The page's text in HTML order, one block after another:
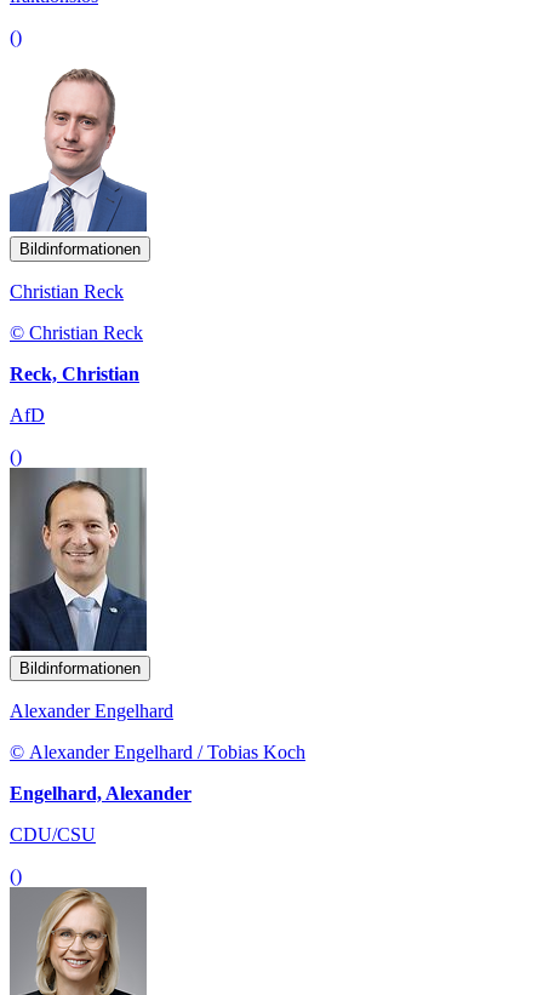
()
Bildinformationen
Christian Reck
© Christian Reck
Reck, Christian
AfD
()
Bildinformationen
Alexander Engelhard
© Alexander Engelhard / Tobias Koch
Engelhard, Alexander
CDU/CSU
()